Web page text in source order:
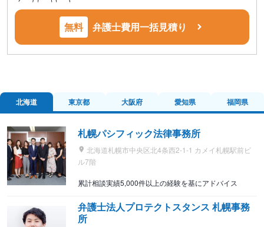
無料 弁護士費用一括見積り
北海道 東京都 大阪府 愛知県 福岡県
札幌パシフィック法律事務所
北海道札幌市中央区北4条西2-1-1 カメイ札幌駅前ビ
ル7階
累計相談実績5,000件以上の経験を基にアドバイス
弁護士法人プロテクトスタンス 札幌事務
所